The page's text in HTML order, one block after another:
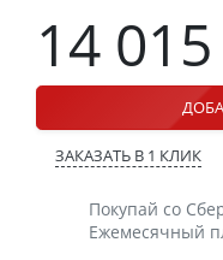
14 015
ЗАКАЗАТЬ В 1 КЛИК
Покупай со
Ежемесячный